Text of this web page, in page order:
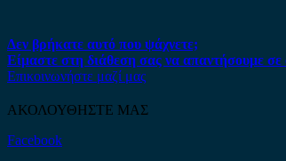
Δεν βρήκατε αυτό που ψάχνετε;
Είμαστε στη διάθεση σας να απαντήσουμε
Επικοινωνήστε μαζί μας
ΑΚΟΛΟΥΘΗΣΤΕ ΜΑΣ
Facebook